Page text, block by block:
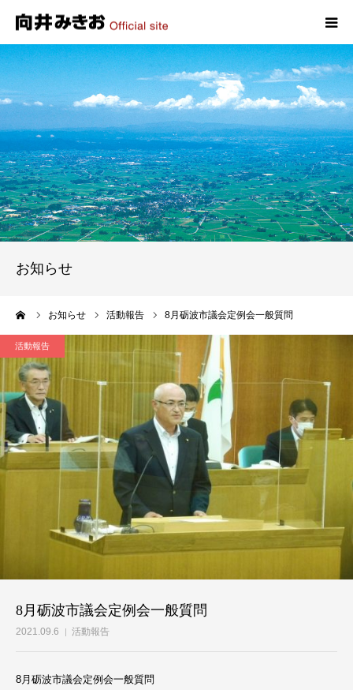
お知らせ
お知らせ 活動報告 8月砺波市議会定例会一般質問
活動報告
8月砺波市議会定例会一般質問
2021.09.6 活動報告
8月砺波市議会定例会一般質問
HOME
プロフィール
政策
活動報告